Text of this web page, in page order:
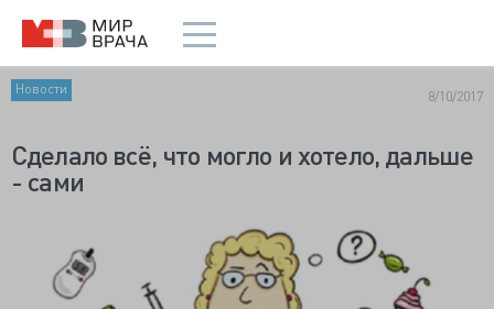
Новости 8/10/2017
Сделало всё, что могло и хотело, дальше
- сами